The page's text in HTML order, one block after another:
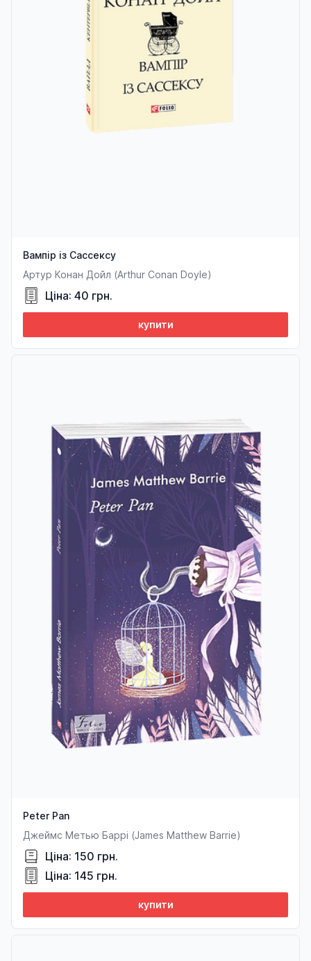
Вампір із Сассексу
Артур Конан Дойл (Arthur Conan Doyle)
Ціна: 40 грн.
купити
Peter Pan
Джеймс Метью Баррі (James Matthew Barrie)
Ціна: 150 грн.
Ціна: 145 грн.
купити